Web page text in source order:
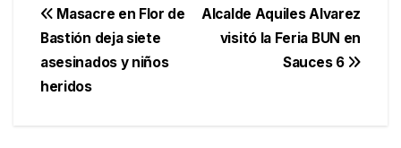
Navegación
de
entradas
Alcalde Aquiles Alvarez
visitó la Feria BUN en
Sauces 6
Masacre en Flor de
Bastión deja siete
asesinados y niños
heridos